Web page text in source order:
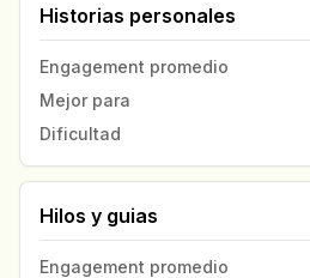
Historias personales
Engagement promedio
Mejor para
Dificultad
Hilos y guias
Engagement promedio